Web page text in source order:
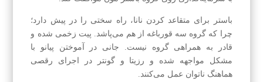
باستر برای متقاعد کردن نانا، راه سختی را در پیش دارد؛
چرا که گروه سه قورباغه از هم می‌پاشد. پیت زخمی شده و
قادر به همراهی گروه نیست. جانی در آموختن پیانو با
مشکل مواجهه شده و رزیتا و گونتر در اجرای رقصی
هماهنگ ناتوان عمل می‌کنند.